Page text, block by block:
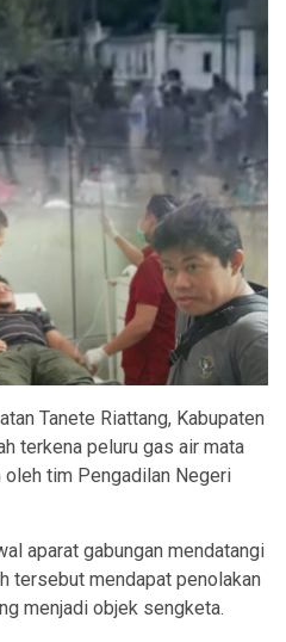
Tanete Riattang, Kabupaten
terkena peluru gas air mata
oleh tim Pengadilan Negeri
aparat gabungan mendatangi
tersebut mendapat penolakan
menjadi objek sengketa.